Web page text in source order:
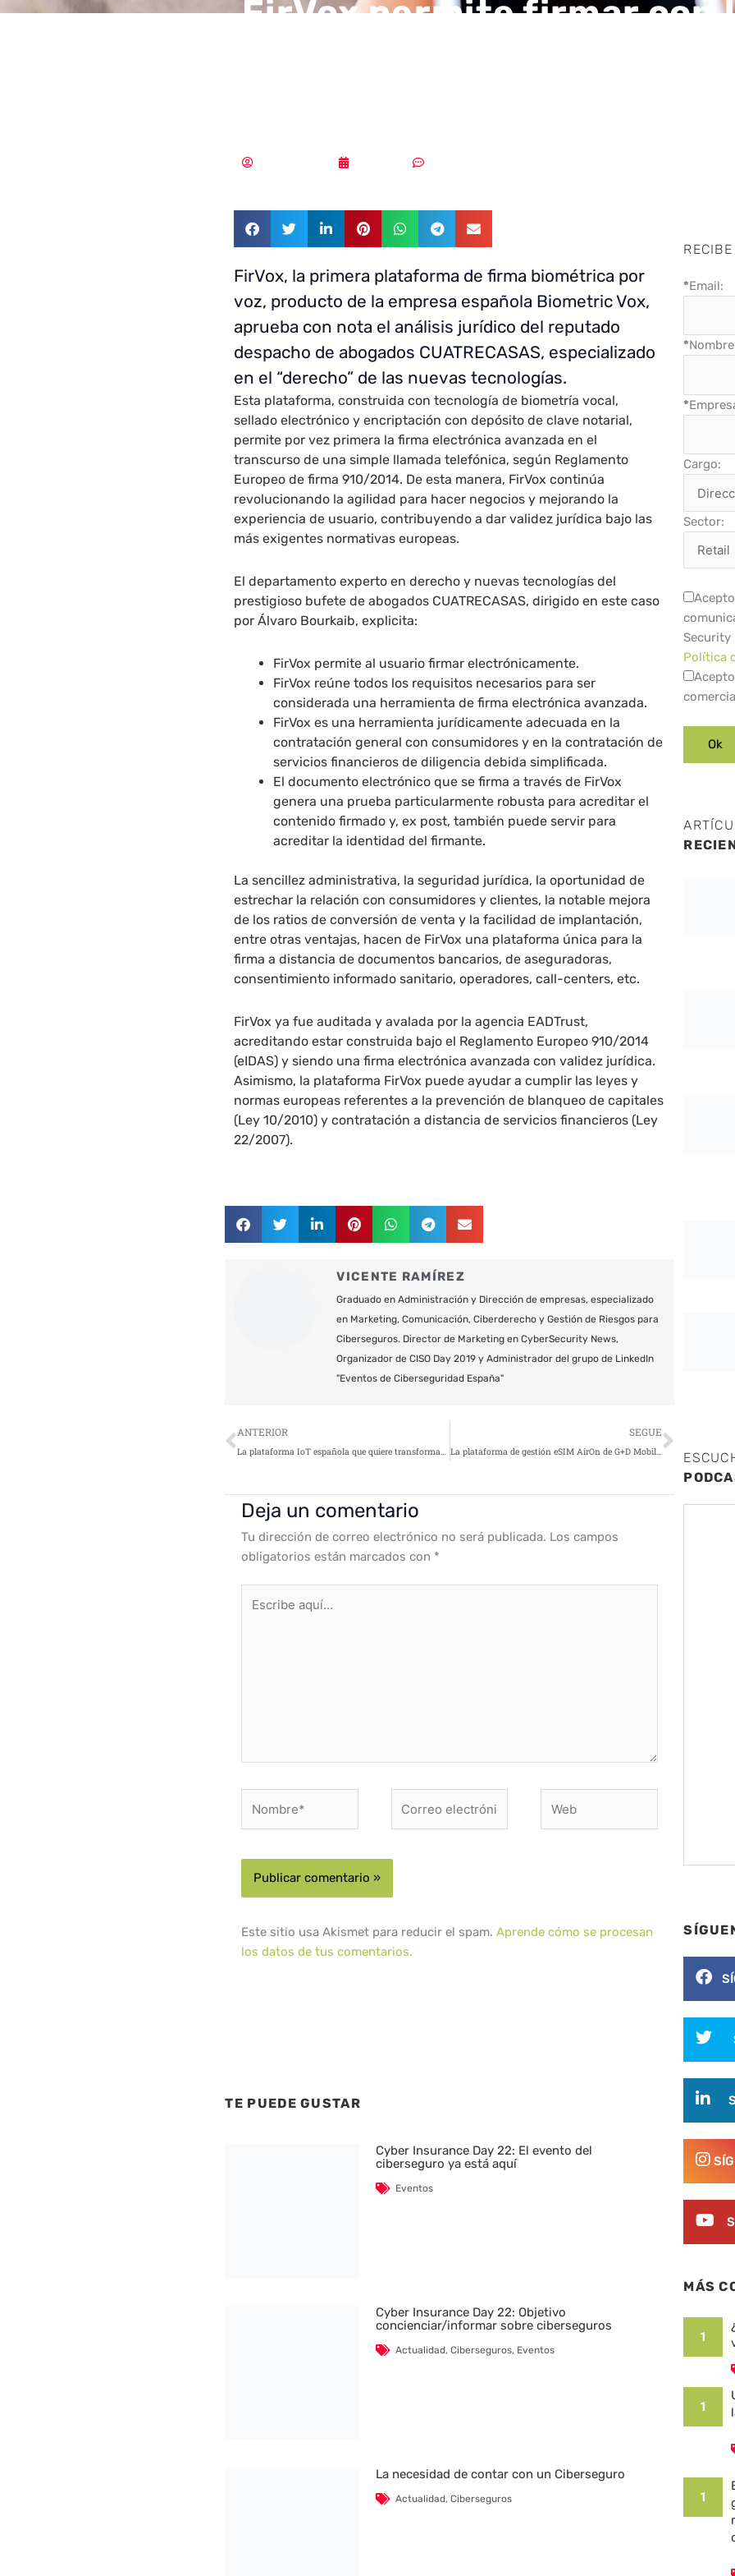
FirVox permite firmar con
FirVox, la primera plataforma de firma biométrica por
voz, producto de la empresa española Biometric Vox,
aprueba con nota el análisis jurídico del reputado
despacho de abogados CUATRECASAS, especializado
en el “derecho” de las nuevas tecnologías.
Esta plataforma, construida con tecnología de biometría vocal,
sellado electrónico y encriptación con depósito de clave notarial,
permite por vez primera la firma electrónica avanzada en el
transcurso de una simple llamada telefónica, según Reglamento
Europeo de firma 910/2014. De esta manera, FirVox continúa
revolucionando la agilidad para hacer negocios y mejorando la
experiencia de usuario, contribuyendo a dar validez jurídica bajo las
más exigentes normativas europeas.
El departamento experto en derecho y nuevas tecnologías del
prestigioso bufete de abogados CUATRECASAS, dirigido en este caso
por Álvaro Bourkaib, explicita:
FirVox permite al usuario firmar electrónicamente.
FirVox reúne todos los requisitos necesarios para ser
considerada una herramienta de firma electrónica avanzada.
FirVox es una herramienta jurídicamente adecuada en la
contratación general con consumidores y en la contratación de
servicios financieros de diligencia debida simplificada.
El documento electrónico que se firma a través de FirVox
genera una prueba particularmente robusta para acreditar el
contenido firmado y, ex post, también puede servir para
acreditar la identidad del firmante.
La sencillez administrativa, la seguridad jurídica, la oportunidad de
estrechar la relación con consumidores y clientes, la notable mejora
de los ratios de conversión de venta y la facilidad de implantación,
entre otras ventajas, hacen de FirVox una plataforma única para la
firma a distancia de documentos bancarios, de aseguradoras,
consentimiento informado sanitario, operadores, call-centers, etc.
FirVox ya fue auditada y avalada por la agencia EADTrust,
acreditando estar construida bajo el Reglamento Europeo 910/2014
(eIDAS) y siendo una firma electrónica avanzada con validez jurídica.
Asimismo, la plataforma FirVox puede ayudar a cumplir las leyes y
normas europeas referentes a la prevención de blanqueo de capitales
(Ley 10/2010) y contratación a distancia de servicios financieros (Ley
22/2007).
VICENTE RAMÍREZ
Graduado en Administración y Dirección de empresas, especializado
en Marketing, Comunicación, Ciberderecho y Gestión de Riesgos para
Ciberseguros. Director de Marketing en CyberSecurity News,
Organizador de CISO Day 2019 y Administrador del grupo de LinkedIn
"Eventos de Ciberseguridad España"
Ant
ANTERIOR
La plataforma IoT española que quiere transformar el sector retail
SEGUE
La plataforma de gestión eSIM AirOn de G+D Mobile Security soportará el nuevo ecosistema IoT de Deutsche Telekom
Deja un comentario
Tu dirección de correo electrónico no será publicada. Los campos
obligatorios están marcados con *
aquí...
electrónico*
Este sitio usa Akismet para reducir el spam.Aprende cómo se procesan
los datos de tus comentarios.
TE PUEDE GUSTAR
Cyber Insurance Day 22: El evento del
ciberseguro ya está aquí
Eventos
Cyber Insurance Day 22: Objetivo
concienciar/informar sobre ciberseguros
Actualidad, Ciberseguros, Eventos
La necesidad de contar con un Ciberseguro
Actualidad, Ciberseguros
*Email:
*
*
Cargo:
Sector:
Security
Política
MÁS
1
1
1